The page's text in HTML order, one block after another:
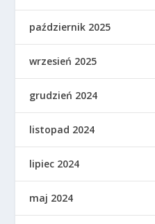
październik 2025
wrzesień 2025
grudzień 2024
listopad 2024
lipiec 2024
maj 2024